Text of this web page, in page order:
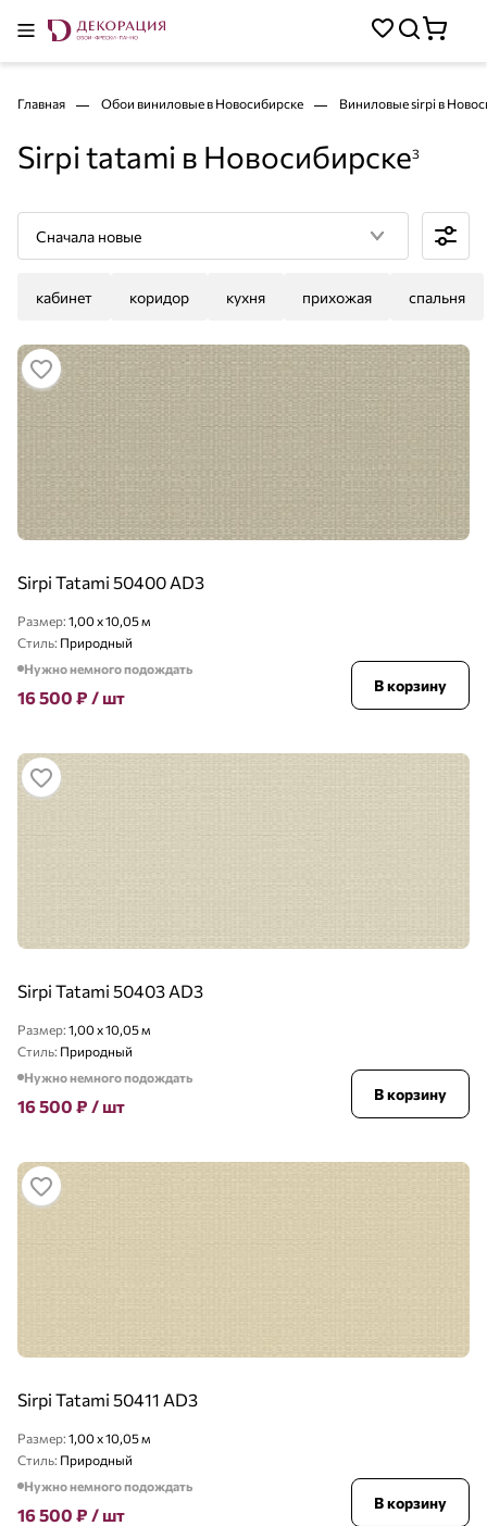
Главная Обои виниловые в Новосибирске Виниловые sirpi в
Sirpi tatami в Новосибирске3
Сначала новые
кабинет коридор кухня прихожая спальня
Sirpi Tatami 50400 AD3
Размер: 1,00 x 10,05 м
Стиль: Природный
Нужно немного подождать
16 500 ₽ / шт
В корзину
Sirpi Tatami 50403 AD3
Размер: 1,00 x 10,05 м
Стиль: Природный
Нужно немного подождать
16 500 ₽ / шт
В корзину
Sirpi Tatami 50411 AD3
Размер: 1,00 x 10,05 м
Стиль: Природный
Нужно немного подождать
16 500 ₽ / шт
В корзину